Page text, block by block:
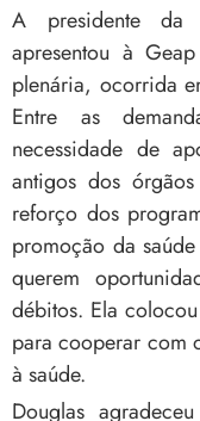
A presidente da
apresentou à
plenária, ocorrida
Entre as
necessidade de
antigos dos
reforço dos
promoção da
querem
débitos. Ela
para cooperar com
à saúde.
Douglas